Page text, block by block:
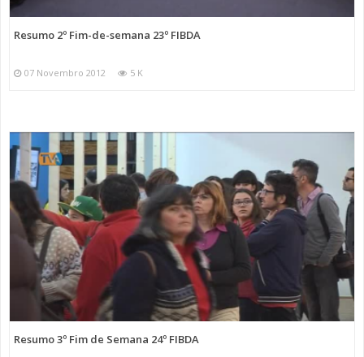
Resumo 2º Fim-de-semana 23º FIBDA
07 Novembro 2012 5 K
Resumo 3º Fim de Semana 24º FIBDA